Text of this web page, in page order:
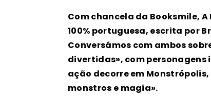
Com chancela da Booksmile, A
100% portuguesa, escrita por
Conversámos com ambos
divertidas», com personagens
ação decorre em
monstros e magia».